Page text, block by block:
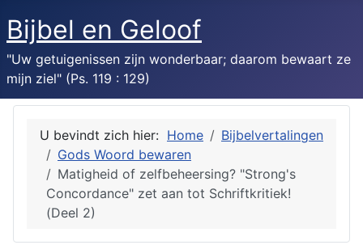
Bijbel en Geloof
"Uw getuigenissen zijn wonderbaar; daarom bewaart ze
mijn ziel" (Ps. 119 : 129)
U bevindt zich hier: Home
Bijbelvertalingen
Gods Woord bewaren
Matigheid of zelfbeheersing? "Strong's
Concordance" zet aan tot Schriftkritiek!
(Deel 2)